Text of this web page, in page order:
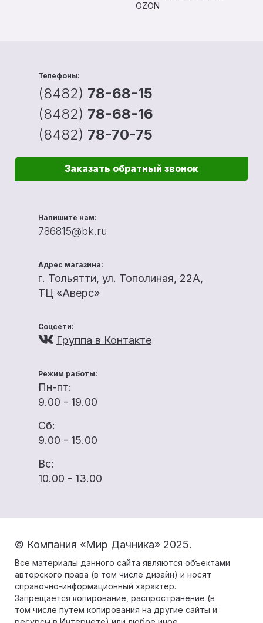
OZON
Телефоны:
(8482) 78-68-15
(8482) 78-68-16
(8482) 78-70-75
Заказать обратный звонок
Напишите нам:
786815@bk.ru
Адрес магазина:
г. Тольятти, ул. Тополиная, 22А,
ТЦ «Аверс»
Соцсети:
Группа в Контакте
Режим работы:
Пн-пт:
9.00 - 19.00
Сб:
9.00 - 15.00
Вс:
10.00 - 13.00
© Компания «Мир Дачника» 2025.
Все материалы данного сайта являются объектами
авторского права (в том числе дизайн) и носят
справочно-информационный характер.
Запрещается копирование, распространение (в
том числе путем копирования на другие сайты и